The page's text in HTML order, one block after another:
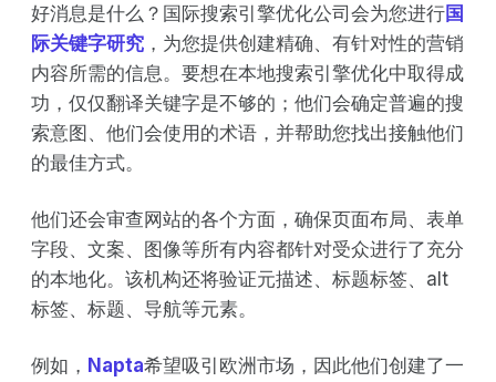
好消息是什么？国际搜索引擎优化公司会为您进行国
际关键字研究 ，为您提供创建精确、有针对性的营销
内容所需的信息。要想在本地搜索引擎优化中取得成
功，仅仅翻译关键字是不够的；他们会确定普遍的搜
索意图、他们会使用的术语，并帮助您找出接触他们
的最佳方式。
他们还会审查网站的各个方面，确保页面布局、表单
字段、文案、图像等所有内容都针对受众进行了充分
的本地化。该机构还将验证元描述、标题标签、alt
标签、标题、导航等元素。
例如， Napta希望吸引欧洲市场，因此他们创建了一